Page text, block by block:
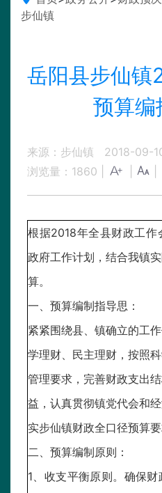
步仙镇
岳阳县步仙镇
预算编
来源：步仙镇
2018-09-
浏览量： 1860
根据2018年全县财政工作
政府工作计划，结合我镇
算。
一、预算编制指导思：
紧紧围绕县、镇确立的工
学理财、民主理财，按照
管理要求，完善财政支出
益，认真贯彻镇党代会和
实步仙镇财政全口径预算
二、预算编制原则：
1、收支平衡原则。确保